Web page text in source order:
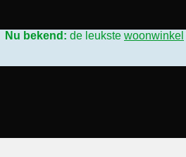
Nu bekend: de leukste woonwinkel